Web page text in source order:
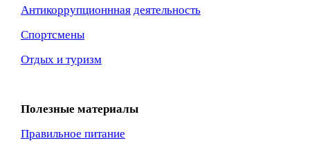
Антикоррупционнная деятельность
Спортсмены
Отдых и туризм
Полезные материалы
Правильное питание